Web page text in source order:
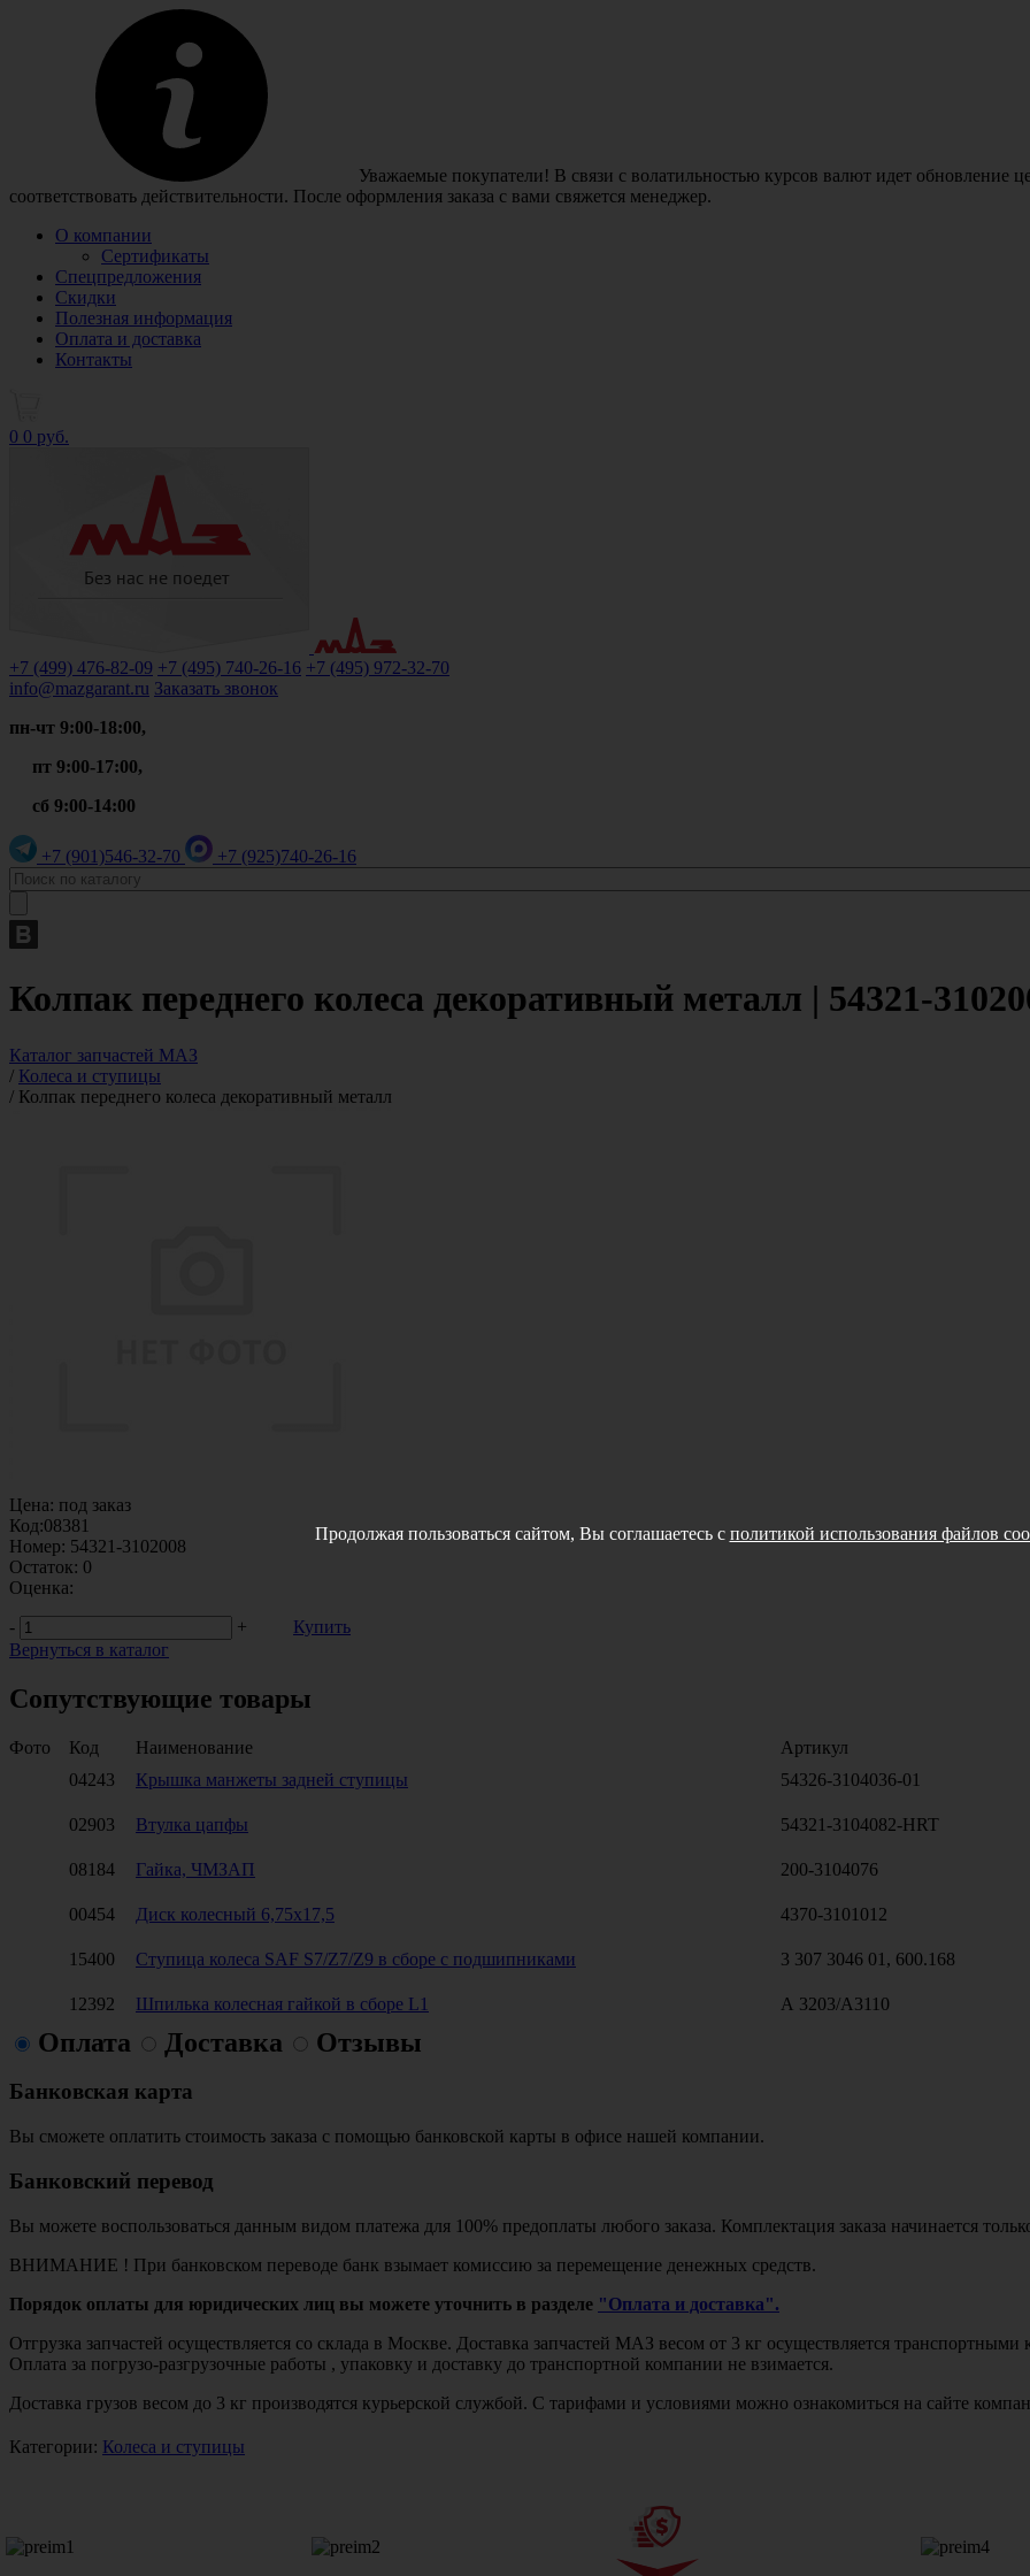
Уважаемые покупатели! В связи с волатильностью курсов валют идет обновление
соответствовать действительности. После оформления заказа с вами свяжется менеджер.
О компании
Сертификаты
Спецпредложения
Скидки
Полезная информация
Оплата и доставка
Контакты
0 0 руб.
+7 (499) 476-82-09 +7 (495) 740-26-16 +7 (495) 972-32-70
info@mazgarant.ru Заказать звонок
пн-чт 9:00-18:00,
пт 9:00-17:00,
сб 9:00-14:00
+7 (901)546-32-70 +7 (925)740-26-16
Колпак переднего колеса декоративный металл | 54321-
Каталог запчастей МАЗ
/ Колеса и ступицы
/ Колпак переднего колеса декоративный металл
Цена: под заказ
Код:08381
Номер: 54321-3102008
Остаток: 0
Оценка:
-
+
Купить
Вернуться в каталог
Сопутствующие товары
Фото Код Наименование
Артикул
04243
Крышка манжеты задней ступицы 54326-3104036-01
02903 Втулка цапфы 54321-3104082-HRT
08184 Гайка, ЧМЗАП 200-3104076
00454 Диск колесный 6,75х17,5 4370-3101012
15400 Ступица колеса SAF S7/Z7/Z9 в сборе с подшипниками 3 307 3046 01, 600.168
12392 Шпилька колесная гайкой в сборе L1 А 3203/А3110
Оплата Доставка Отзывы
Банковская карта
Вы сможете оплатить стоимость заказа с помощью банковской карты в офисе нашей компании.
Банковский перевод
Вы можете воспользоваться данным видом платежа для 100% предоплаты любого заказа. Комплектация заказа начинается
ВНИМАНИЕ ! При банковском переводе банк взымает комиссию за перемещение денежных средств.
Порядок оплаты для юридических лиц вы можете уточнить в разделе "Оплата и доставка".
Отгрузка запчастей осуществляется со склада в Москве. Доставка запчастей МАЗ весом от 3 кг осуществляется
Оплата за погрузо-разгрузочные работы , упаковку и доставку до транспортной компании не взимается.
Доставка грузов весом до 3 кг производятся курьерской службой. С тарифами и условиями можно ознакомиться на сайте
Категории: Колеса и ступицы
Продолжая пользоваться сайтом, Вы соглашаетесь с политикой использования файлов